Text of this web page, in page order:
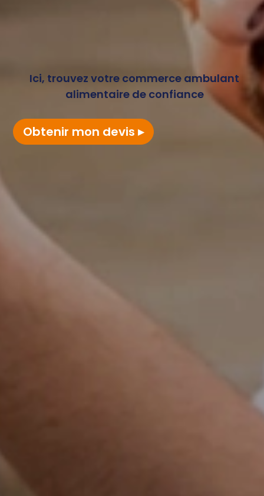
Ici, trouvez votre commerce ambulant
alimentaire de confiance
Obtenir mon devis